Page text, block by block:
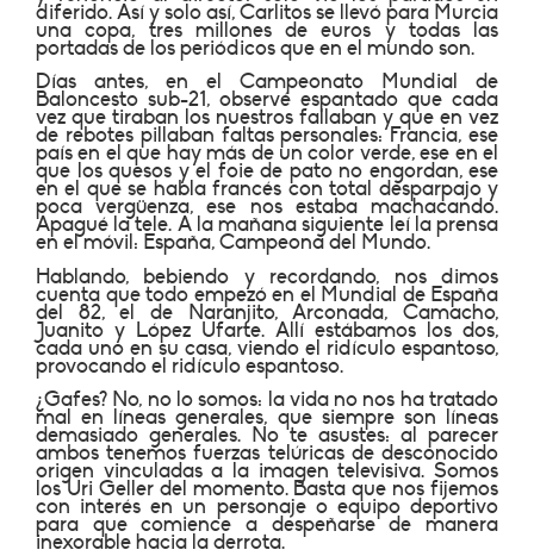
diferido. Así y solo así, Carlitos se llevó para Murcia
una copa, tres millones de euros y todas las
portadas de los periódicos que en el mundo son.
Días antes, en el Campeonato Mundial de
Baloncesto sub-21, observé espantado que cada
vez que tiraban los nuestros fallaban y que en vez
de rebotes pillaban faltas personales: Francia, ese
país en el que hay más de un color verde, ese en el
que los quesos y el foie de pato no engordan, ese
en el que se habla francés con total desparpajo y
poca vergüenza, ese nos estaba machacando.
Apagué la tele. A la mañana siguiente leí la prensa
en el móvil: España, Campeona del Mundo.
Hablando, bebiendo y recordando, nos dimos
cuenta que todo empezó en el Mundial de España
del 82, el de Naranjito, Arconada, Camacho,
Juanito y López Ufarte. Allí estábamos los dos,
cada uno en su casa, viendo el ridículo espantoso,
provocando el ridículo espantoso.
¿Gafes? No, no lo somos: la vida no nos ha tratado
mal en líneas generales, que siempre son líneas
demasiado generales. No te asustes: al parecer
ambos tenemos fuerzas telúricas de desconocido
origen vinculadas a la imagen televisiva. Somos
los Uri Geller del momento. Basta que nos fijemos
con interés en un personaje o equipo deportivo
para que comience a despeñarse de manera
inexorable hacia la derrota.